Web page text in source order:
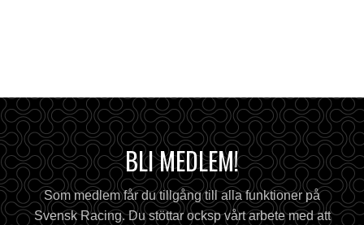
BLI MEDLEM!
Som medlem får du tillgång till alla funktioner på
Svensk Racing. Du stöttar ocksp vårt arbete med att